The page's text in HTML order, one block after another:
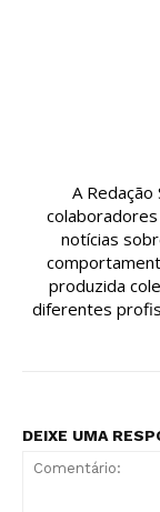
A
notícias
produzida
diferentes
DEIXE UMA